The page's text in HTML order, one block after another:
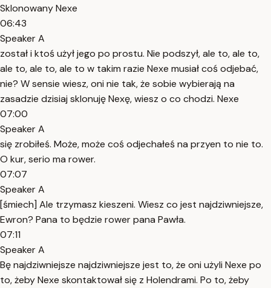
Sklonowany Nexe
06:43
Speaker A
został i ktoś użył jego po prostu. Nie podszył, ale to, ale to,
ale to, ale to, ale to w takim razie Nexe musiał coś odjebać,
nie? W sensie wiesz, oni nie tak, że sobie wybierają na
zasadzie dzisiaj sklonuję Nexę, wiesz o co chodzi. Nexe
07:00
Speaker A
się zrobiłeś. Może, może coś odjechałeś na przyen to nie to.
O kur, serio ma rower.
07:07
Speaker A
[śmiech] Ale trzymasz kieszeni. Wiesz co jest najdziwniejsze,
Ewron? Pana to będzie rower pana Pawła.
07:11
Speaker A
Bę najdziwniejsze najdziwniejsze jest to, że oni użyli Nexe po
to, żeby Nexe skontaktował się z Holendrami. Po to, żeby